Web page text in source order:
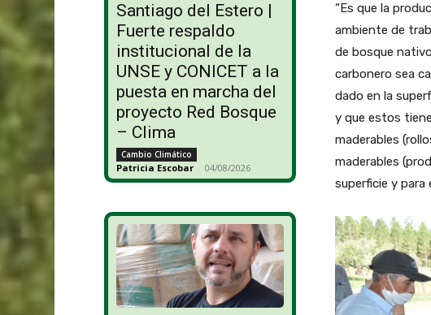
Santiago del Estero |
Fuerte respaldo
institucional de la
UNSE y CONICET a la
puesta en marcha del
proyecto Red Bosque
– Clima
Cambio Climático
Patricia Escobar - 04/08/2026
“Es que la
ambiente de
de bosque
carbonero sea
dado en la
y que estos
maderables
maderables
superficie y para